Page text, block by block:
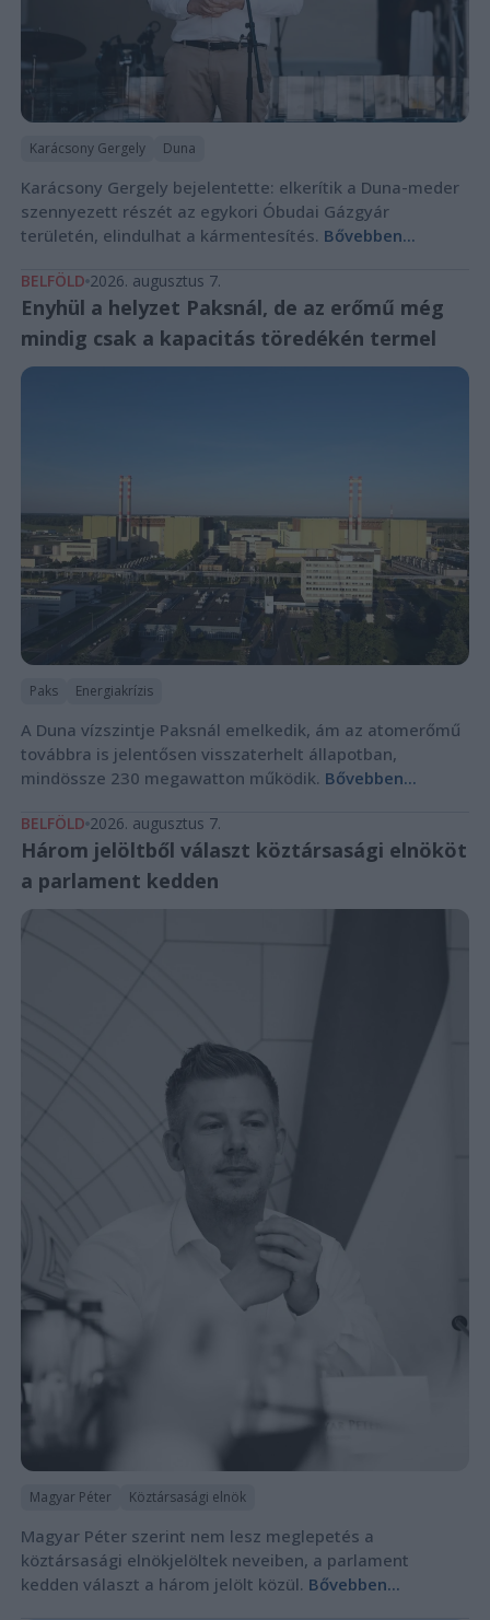
Karácsony Gergely Duna
Karácsony Gergely bejelentette: elkerítik a Duna-meder
szennyezett részét az egykori Óbudai Gázgyár
területén, elindulhat a kármentesítés. Bővebben...
BELFÖLD 2026. augusztus 7.
Enyhül a helyzet Paksnál, de az erőmű még
mindig csak a kapacitás töredékén termel
Paks Energiakrízis
A Duna vízszintje Paksnál emelkedik, ám az atomerőmű
továbbra is jelentősen visszaterhelt állapotban,
mindössze 230 megawatton működik. Bővebben...
BELFÖLD 2026. augusztus 7.
Három jelöltből választ köztársasági elnököt
a parlament kedden
Magyar Péter Köztársasági elnök
Magyar Péter szerint nem lesz meglepetés a
köztársasági elnökjelöltek neveiben, a parlament
kedden választ a három jelölt közül. Bővebben...